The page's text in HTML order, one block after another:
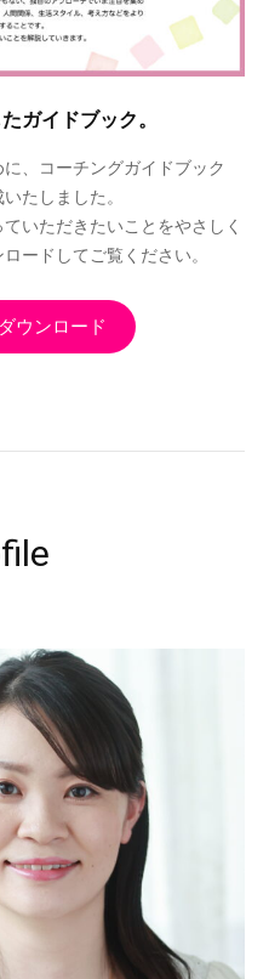
ガイドブック。
、コーチングガイドブック
たしました。
いただきたいことをやさしく
ードしてご覧ください。
ウンロード